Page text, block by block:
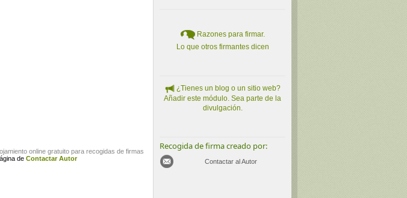
online gratuito para recogidas de firmas
de Contactar Autor
Razones para firmar.
Lo que otros firmantes dicen
¿Tienes un blog o un sitio web?
Añadir este módulo. Sea parte de la
divulgación.
Recogida de firma creado por:
Contactar al Autor